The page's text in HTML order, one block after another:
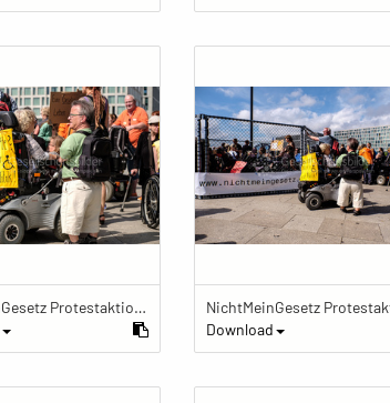
NichtMeinGesetz Protestaktion im Käfig
Download